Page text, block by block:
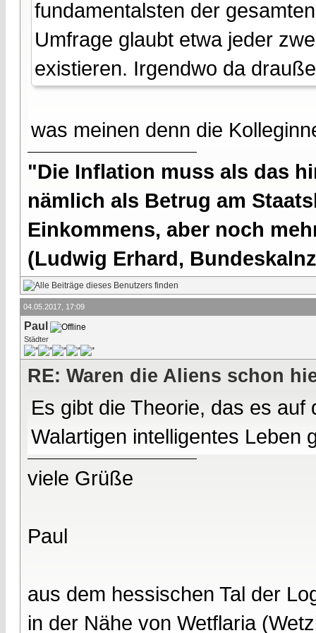
fundamentalsten der
Umfrage glaubt etwa jeder
existieren. Irgendwo da
was meinen denn die
"Die Inflation muss als das
nämlich als Betrug am
Einkommens, aber noch
(Ludwig Erhard,
04.05.2017, 17:09
Paul
Städter
RE: Waren die Aliens schon
Es gibt die Theorie, das es
Walartigen intelligentes Leben
viele Grüße
Paul
aus dem hessischen Tal der
in der Nähe von Wetflaria